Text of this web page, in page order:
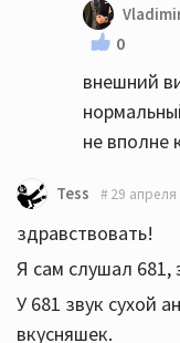
0
внешний
не вполне
Tess 29 апреля
здравствовать!
Я сам слушал 681,
У 681 звук сухой
вкусняшек.